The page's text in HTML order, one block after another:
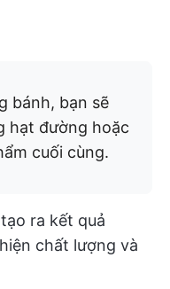
bánh, bạn sẽ
hạt đường hoặc
cuối cùng.
ra kết quả
chất lượng và